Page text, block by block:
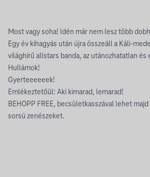
Most vagy soha! Idén már nem lesz több
Egy év kihagyás után újra összeáll a Káli-
világhírű allstars banda, az utánozhatatlan és
Hullámok!
Gyerteeeeeek!
Emlékeztetőül: Aki kimarad, lemarad!
BEHOPP FREE, becsületkasszával lehet
sorsú zenészeket.